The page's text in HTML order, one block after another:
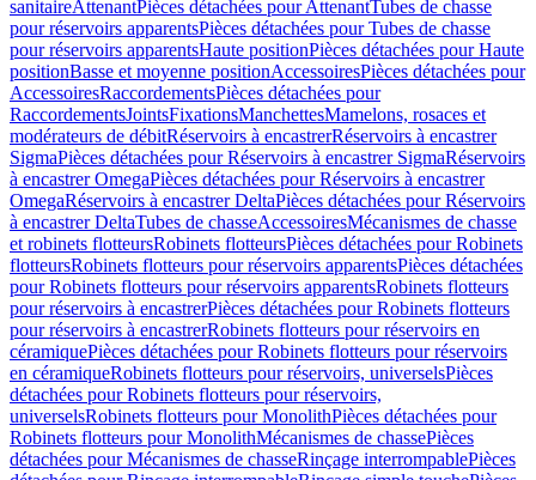
sanitaireAttenantPièces détachées pour AttenantTubes de chasse
pour réservoirs apparentsPièces détachées pour Tubes de chasse
pour réservoirs apparentsHaute positionPièces détachées pour Haute
positionBasse et moyenne positionAccessoiresPièces détachées pour
AccessoiresRaccordementsPièces détachées pour
RaccordementsJointsFixationsManchettesMamelons, rosaces et
modérateurs de débitRéservoirs à encastrerRéservoirs à encastrer
SigmaPièces détachées pour Réservoirs à encastrer SigmaRéservoirs
à encastrer OmegaPièces détachées pour Réservoirs à encastrer
OmegaRéservoirs à encastrer DeltaPièces détachées pour Réservoirs
à encastrer DeltaTubes de chasseAccessoiresMécanismes de chasse
et robinets flotteursRobinets flotteursPièces détachées pour Robinets
flotteursRobinets flotteurs pour réservoirs apparentsPièces détachées
pour Robinets flotteurs pour réservoirs apparentsRobinets flotteurs
pour réservoirs à encastrerPièces détachées pour Robinets flotteurs
pour réservoirs à encastrerRobinets flotteurs pour réservoirs en
céramiquePièces détachées pour Robinets flotteurs pour réservoirs
en céramiqueRobinets flotteurs pour réservoirs, universelsPièces
détachées pour Robinets flotteurs pour réservoirs,
universelsRobinets flotteurs pour MonolithPièces détachées pour
Robinets flotteurs pour MonolithMécanismes de chassePièces
détachées pour Mécanismes de chasseRinçage interrompablePièces